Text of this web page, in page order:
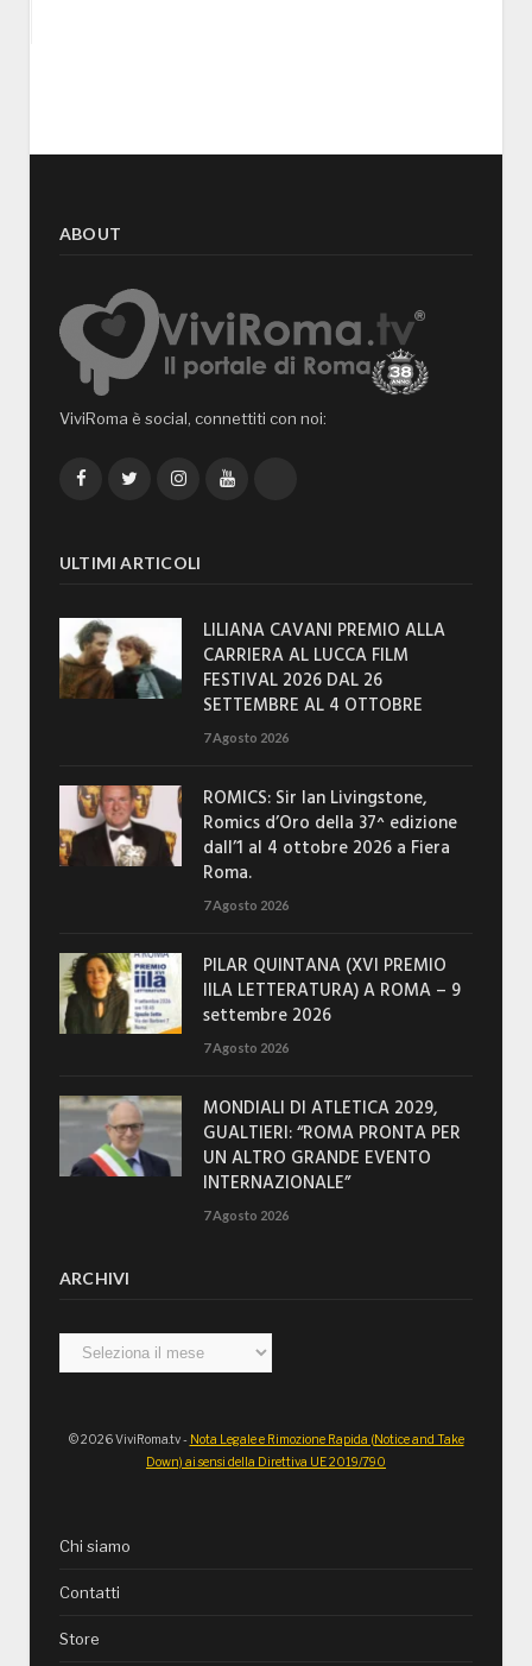
ABOUT
ViviRoma è social, connettiti con noi:
FacebookTwitterInstagramYouTube
ULTIMI ARTICOLI
LILIANA CAVANI PREMIO ALLA
CARRIERA AL LUCCA FILM
FESTIVAL 2026 DAL 26
SETTEMBRE AL 4 OTTOBRE
7 Agosto 2026
ROMICS: Sir Ian Livingstone,
Romics d’Oro della 37^ edizione
dall’1 al 4 ottobre 2026 a Fiera
Roma.
7 Agosto 2026
PILAR QUINTANA (XVI PREMIO
IILA LETTERATURA) A ROMA – 9
settembre 2026
7 Agosto 2026
MONDIALI DI ATLETICA 2029,
GUALTIERI: “ROMA PRONTA PER
UN ALTRO GRANDE EVENTO
INTERNAZIONALE”
7 Agosto 2026
ARCHIVI
Archivi
© 2026 ViviRoma.tv - Nota Legale e Rimozione Rapida (Notice and Take
Down) ai sensi della Direttiva UE 2019/790
Chi siamo
Contatti
Store